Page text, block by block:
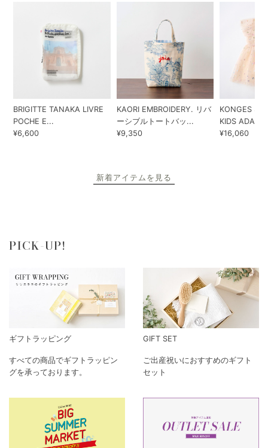
BRIGITTE TANAKA LIVRE
POCHE E...
¥6,600
KAORI EMBROIDERY. リバ
ーシブルトートバッ...
¥9,350
KONGES
KIDS ADA...
¥16,060
新着アイテムを見る
PICK-UP!
ギフトラッピング
すべての商品でギフトラッピン
グを承っております。
GIFT SET
ご出産祝いにおすすめのギフト
セット